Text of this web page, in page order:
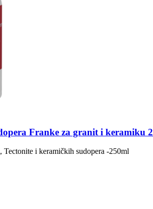
Franke za granit i keramiku
Tectonite i keramičkih sudopera -250ml